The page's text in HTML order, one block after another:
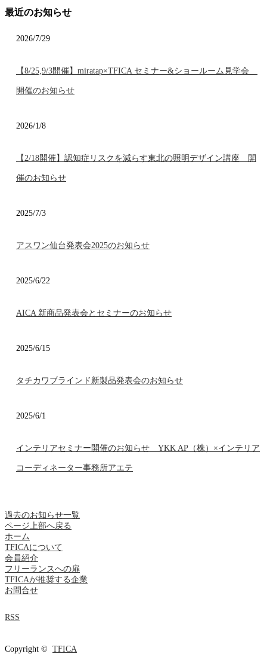
最近のお知らせ
2026/7/29
【8/25,9/3開催】miratap×TFICA セミナー&ショールーム見学会
開催のお知らせ
2026/1/8
【2/18開催】認知症リスクを減らす東北の照明デザイン講座 開
催のお知らせ
2025/7/3
アスワン仙台発表会2025のお知らせ
2025/6/22
AICA 新商品発表会とセミナーのお知らせ
2025/6/15
タチカワブラインド新製品発表会のお知らせ
2025/6/1
インテリアセミナー開催のお知らせ YKK AP（株）×インテリア
コーディネーター事務所アエテ
過去のお知らせ一覧
ページ上部へ戻る
ホーム
TFICAについて
会員紹介
フリーランスへの扉
TFICAが推奨する企業
お問合せ
RSS
Copyright © TFICA